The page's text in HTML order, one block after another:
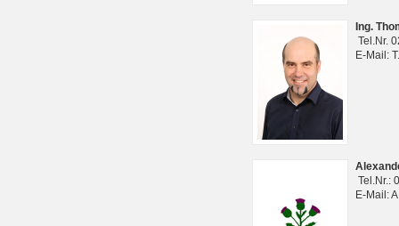
Ing.
Tel.Nr.
E-Mail:
Tel.Nr.:
E-Mail: